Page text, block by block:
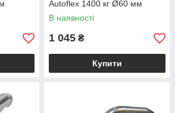
Autoflex 1400 кг Ø60 мм
6E0031.004
В наявності
1 045 ₴
Купити